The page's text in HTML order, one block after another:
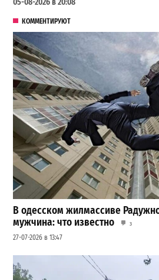
КОММЕНТИРУЮТ
В одесском жилмассиве
мужчина: что известно
3
27-07-2026 в 13:47